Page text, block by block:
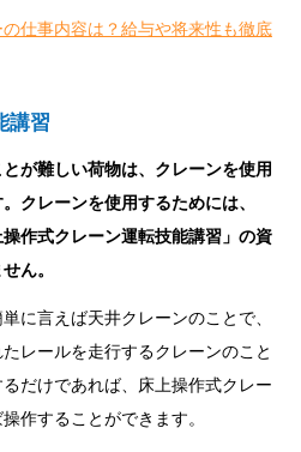
仕事内容は？給与や将来性も徹底
講習
が難しい荷物は、クレーンを使用
クレーンを使用するためには、
操作式クレーン運転技能講習」の資
ん。
に言えば天井クレーンのことで、
レールを走行するクレーンのこと
だけであれば、床上操作式クレー
作することができます。